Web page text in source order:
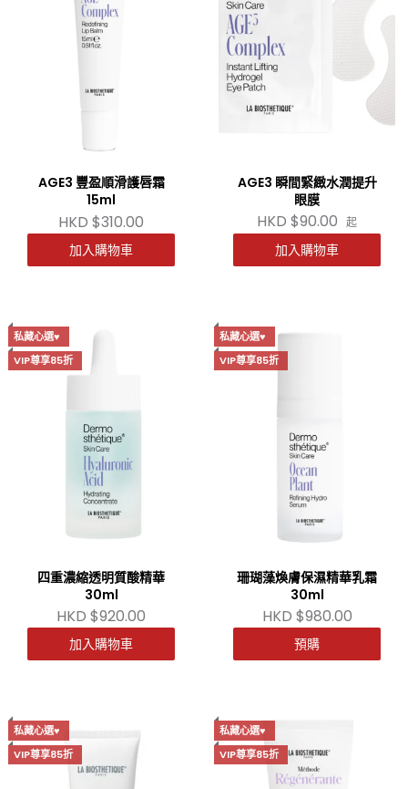
AGE3 豐盈順滑護唇霜
15ml
HKD $310.00
加入購物車
AGE3 瞬間緊緻水潤提升
眼膜
HKD $90.00 起
加入購物車
私藏心選♥
VIP尊享85折
四重濃縮透明質酸精華
30ml
HKD $920.00
加入購物車
私藏心選♥
VIP尊享85折
珊瑚藻煥膚保濕精華乳霜
30ml
HKD $980.00
預購
私藏心選♥
VIP尊享85折
私藏心選♥
VIP尊享85折